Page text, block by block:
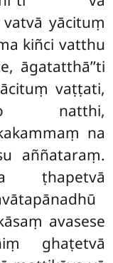
vatvā yācituṃ
kiñci vatthu
āgatatthā’’ti
vaṭṭati,
natthi,
na
aññataraṃ.
ṭhapetvā
avasese
ghaṭetvā